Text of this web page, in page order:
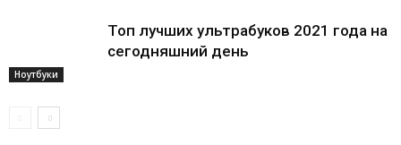
Ноутбуки
Топ лучших ультрабуков 2021 года на
сегодняшний день